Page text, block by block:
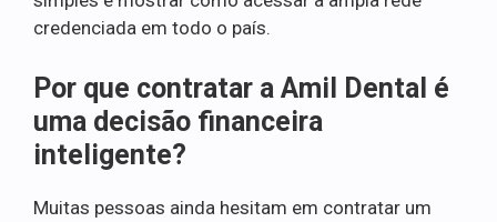
credenciada em todo o país.
Por que contratar a Amil Dental é
uma decisão financeira
inteligente?
Muitas pessoas ainda hesitam em contratar um